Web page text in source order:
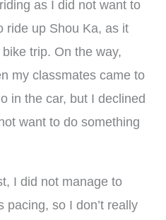
as I did not want to
ride up Shou Ka, as it
trip. On the way,
my classmates came to
in the car, but I declined
want to do something
I did not manage to
pacing, so I don’t really